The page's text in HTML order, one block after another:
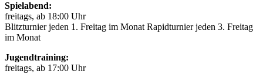
Spielabend:
freitags, ab 18:00 Uhr
Blitzturnier jeden 1. Freitag im Monat Rapidturnier jeden 3. Freitag
im Monat
Jugendtraining:
freitags, ab 17:00 Uhr